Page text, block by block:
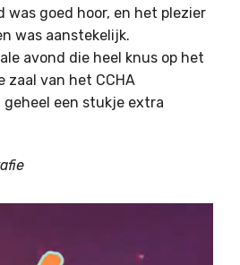
was goed hoor, en het plezier
was aanstekelijk.
avond die heel knus op het
zaal van het CCHA
een stukje extra